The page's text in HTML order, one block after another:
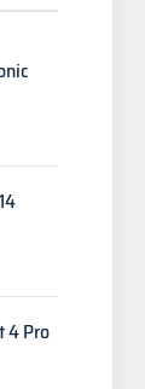
4 Pro